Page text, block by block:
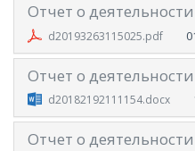
Отчет о
d20193263115025.pdf
Отчет о
d20182192111154.docx
Отчет о